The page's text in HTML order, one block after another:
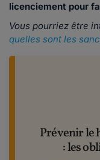
licenciement pour
Vous pourriez être
quelles sont les
Prévenir le
: les